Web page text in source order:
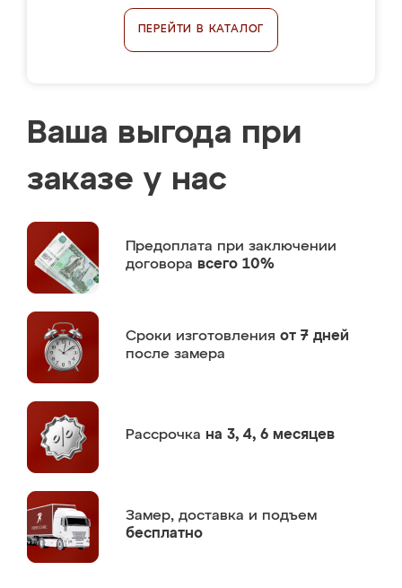
ПЕРЕЙТИ В КАТАЛОГ
Ваша выгода при
заказе у нас
Предоплата при заключении
договора всего 10%
Сроки изготовления от 7 дней
после замера
Рассрочка на 3, 4, 6 месяцев
Замер, доставка и подъем
бесплатно